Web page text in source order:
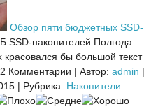
Обзор пяти бюджетных SSD-
SSD-накопителей Полгода
красовался бы большой текст
2 Комментарии | Автор: admin |
| Рубрика: Накопители